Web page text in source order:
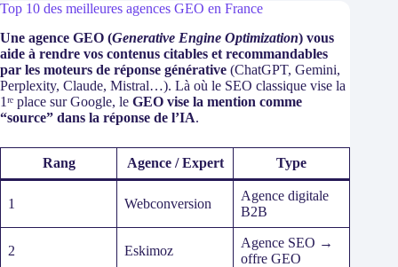
Top 10 des meilleures agences GEO en France
Une agence GEO (Generative Engine Optimization) vous
aide à rendre vos contenus citables et recommandables
par les moteurs de réponse générative (ChatGPT, Gemini,
Perplexity, Claude, Mistral…). Là où le SEO classique vise la
1ʳᵉ place sur Google, le GEO vise la mention comme
“source” dans la réponse de l’IA.
Rang Agence / Expert Type
1 Webconversion
Agence digitale
B2B
2 Eskimoz
Agence SEO →
offre GEO